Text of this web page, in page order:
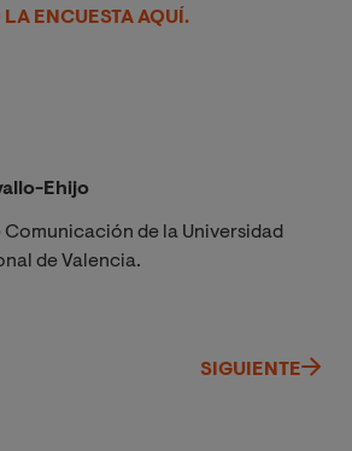
ENCUESTA AQUÍ.
Ehijo
Comunicación de la Universidad
de Valencia.
SIGUIENTE